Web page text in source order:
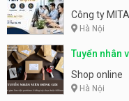
parttime,
Công ty MITA
Hà Nội
Tuyển nhân
Shop online
Hà Nội